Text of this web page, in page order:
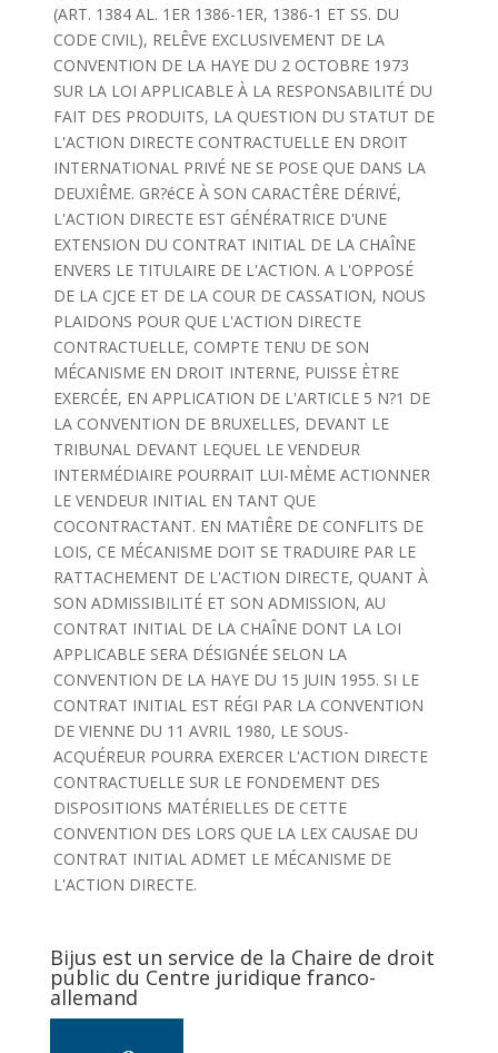
(ART. 1384 AL. 1ER 1386-1ER, 1386-1 ET SS. DU
CODE CIVIL), RELÊVE EXCLUSIVEMENT DE LA
CONVENTION DE LA HAYE DU 2 OCTOBRE 1973
SUR LA LOI APPLICABLE À LA RESPONSABILITÉ DU
FAIT DES PRODUITS, LA QUESTION DU STATUT DE
L'ACTION DIRECTE CONTRACTUELLE EN DROIT
INTERNATIONAL PRIVÉ NE SE POSE QUE DANS LA
DEUXIÊME. GR?éCE À SON CARACTÊRE DÉRIVÉ,
L'ACTION DIRECTE EST GÉNÉRATRICE D'UNE
EXTENSION DU CONTRAT INITIAL DE LA CHAÎNE
ENVERS LE TITULAIRE DE L'ACTION. A L'OPPOSÉ
DE LA CJCE ET DE LA COUR DE CASSATION, NOUS
PLAIDONS POUR QUE L'ACTION DIRECTE
CONTRACTUELLE, COMPTE TENU DE SON
MÉCANISME EN DROIT INTERNE, PUISSE ÈTRE
EXERCÉE, EN APPLICATION DE L'ARTICLE 5 N?1 DE
LA CONVENTION DE BRUXELLES, DEVANT LE
TRIBUNAL DEVANT LEQUEL LE VENDEUR
INTERMÉDIAIRE POURRAIT LUI-MÈME ACTIONNER
LE VENDEUR INITIAL EN TANT QUE
COCONTRACTANT. EN MATIÊRE DE CONFLITS DE
LOIS, CE MÉCANISME DOIT SE TRADUIRE PAR LE
RATTACHEMENT DE L'ACTION DIRECTE, QUANT À
SON ADMISSIBILITÉ ET SON ADMISSION, AU
CONTRAT INITIAL DE LA CHAÎNE DONT LA LOI
APPLICABLE SERA DÉSIGNÉE SELON LA
CONVENTION DE LA HAYE DU 15 JUIN 1955. SI LE
CONTRAT INITIAL EST RÉGI PAR LA CONVENTION
DE VIENNE DU 11 AVRIL 1980, LE SOUS-
ACQUÉREUR POURRA EXERCER L'ACTION DIRECTE
CONTRACTUELLE SUR LE FONDEMENT DES
DISPOSITIONS MATÉRIELLES DE CETTE
CONVENTION DES LORS QUE LA LEX CAUSAE DU
CONTRAT INITIAL ADMET LE MÉCANISME DE
L'ACTION DIRECTE.
Bijus est un service de la Chaire de droit
public du Centre juridique franco-
allemand